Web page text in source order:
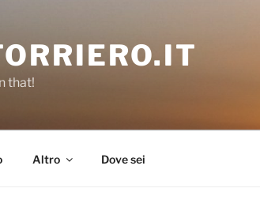
that!
Altro Dove sei